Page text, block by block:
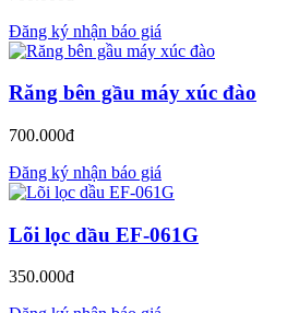
Đăng ký nhận báo giá
Răng bên gầu máy xúc đào
700.000đ
Đăng ký nhận báo giá
Lõi lọc dầu EF-061G
350.000đ